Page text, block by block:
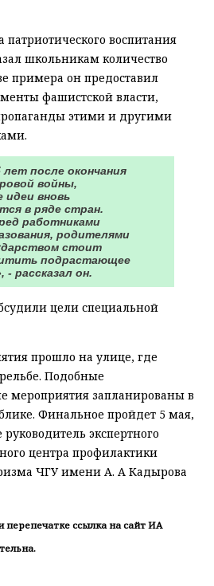
патриотического воспитания
школьникам количество
примера он предоставил
фашистской власти,
этими и другими
после окончания
войны,
идеи вновь
в ряде стран.
работниками
родителями
стоит
подрастающее
- рассказал он.
цели специальной
прошло на улице, где
Подобные
мероприятия запланированы в
Финальное пройдет 5 мая,
экспертного
центра профилактики
ЧГУ имени А. А Кадырова
ссылка на сайт ИА